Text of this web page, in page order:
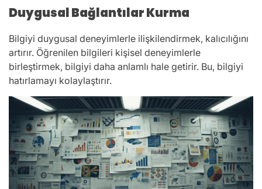
Duygusal Bağlantılar Kurma
Bilgiyi duygusal deneyimlerle ilişkilendirmek, kalıcılığını
artırır. Öğrenilen bilgileri kişisel deneyimlerle
birleştirmek, bilgiyi daha anlamlı hale getirir. Bu, bilgiyi
hatırlamayı kolaylaştırır.